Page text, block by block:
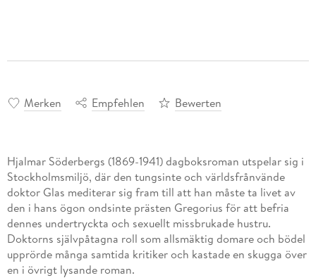
Merken Empfehlen Bewerten
Hjalmar Söderbergs (1869-1941) dagboksroman utspelar sig i
Stockholmsmiljö, där den tungsinte och världsfrånvände
doktor Glas mediterar sig fram till att han måste ta livet av
den i hans ögon ondsinte prästen Gregorius för att befria
dennes undertryckta och sexuellt missbrukade hustru.
Doktorns självpåtagna roll som allsmäktig domare och bödel
upprörde många samtida kritiker och kastade en skugga över
en i övrigt lysande roman.